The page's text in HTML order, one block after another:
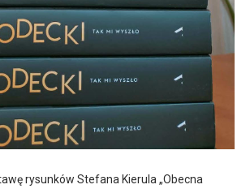
rysunków Stefana Kierula „Obecna